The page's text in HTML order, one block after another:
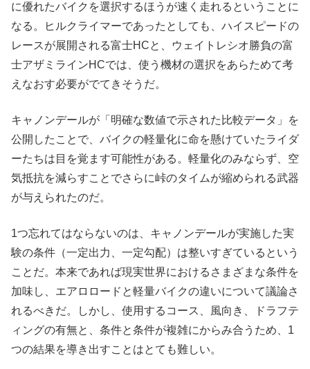
に優れたバイクを選択するほうが速く走れるということに
なる。ヒルクライマーであったとしても、ハイスピードの
レースが展開される富士HCと、ウェイトレシオ勝負の富
士アザミラインHCでは、使う機材の選択をあらためて考
えなおす必要がでてきそうだ。
キャノンデールが「明確な数値で示された比較データ」を
公開したことで、バイクの軽量化に命を懸けていたライダ
ーたちは目を覚ます可能性がある。軽量化のみならず、空
気抵抗を減らすことでさらに峠のタイムが縮められる武器
が与えられたのだ。
1つ忘れてはならないのは、キャノンデールが実施した実
験の条件（一定出力、一定勾配）は整いすぎているという
ことだ。本来であれば現実世界におけるさまざまな条件を
加味し、エアロロードと軽量バイクの違いについて議論さ
れるべきだ。しかし、使用するコース、風向き、ドラフテ
ィングの有無と、条件と条件が複雑にからみ合うため、1
つの結果を導き出すことはとても難しい。